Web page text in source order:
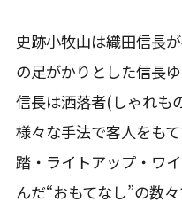
史跡小牧山は織田信長
の足がかりとした信長ゆ
信長は洒落者(しゃれも
様々な手法で客人をも
踏・ライトアップ・ワ
んだ“おもてなし”の数